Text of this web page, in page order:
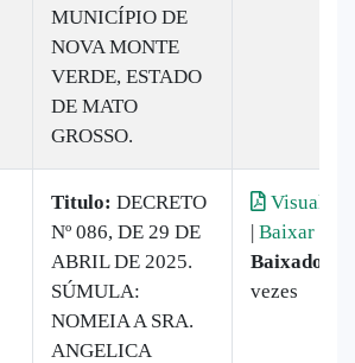
MUNICÍPIO DE
NOVA MONTE
VERDE, ESTADO
DE MATO
GROSSO.
Titulo: DECRETO
Nº 086, DE 29 DE
ABRIL DE 2025.
SÚMULA:
NOMEIA A SRA.
ANGELICA
Visualizar
| Baixar
Baixado:
vezes